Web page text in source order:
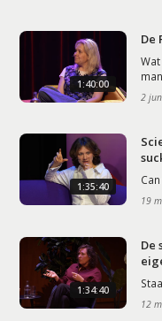
1:40:00
De
2
1:35:40
19
1:34:40
De
12